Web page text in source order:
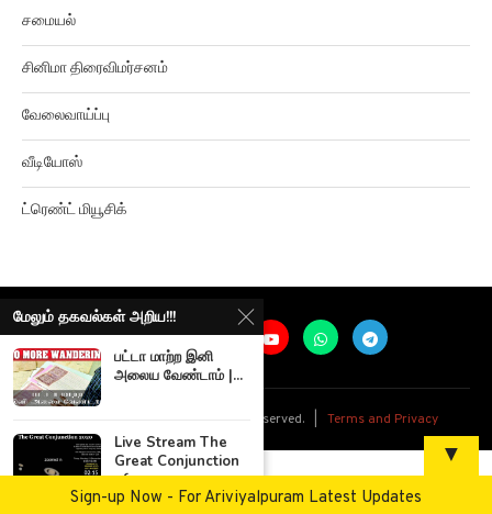
சமையல்
சினிமா திரைவிமர்சனம்
வேலைவாய்ப்பு
வீடியோஸ்
ட்ரெண்ட் மியூசிக்
Ariviyalpuram. All rights reserved. | Terms and Privacy
மேலும் தகவல்கள் அறிய!!!
பட்டா மாற்ற இனி
அலைய வேண்டாம் |...
Live Stream The
Great Conjunction
of...
▼
Sign-up Now - For Ariviyalpuram Latest Updates